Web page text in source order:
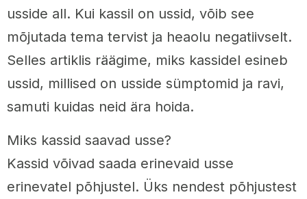
usside all. Kui kassil on ussid, võib see
mõjutada tema tervist ja heaolu negatiivselt.
Selles artiklis räägime, miks kassidel esineb
ussid, millised on usside sümptomid ja ravi,
samuti kuidas neid ära hoida.
Miks kassid saavad usse?
Kassid võivad saada erinevaid usse
erinevatel põhjustel. Üks nendest põhjustest